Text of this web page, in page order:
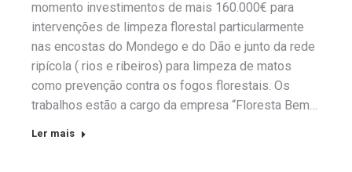
momento investimentos de mais 160.000€ para
intervenções de limpeza florestal particularmente
nas encostas do Mondego e do Dão e junto da rede
ripícola ( rios e ribeiros) para limpeza de matos
como prevenção contra os fogos florestais. Os
trabalhos estão a cargo da empresa “Floresta Bem…
Ler mais